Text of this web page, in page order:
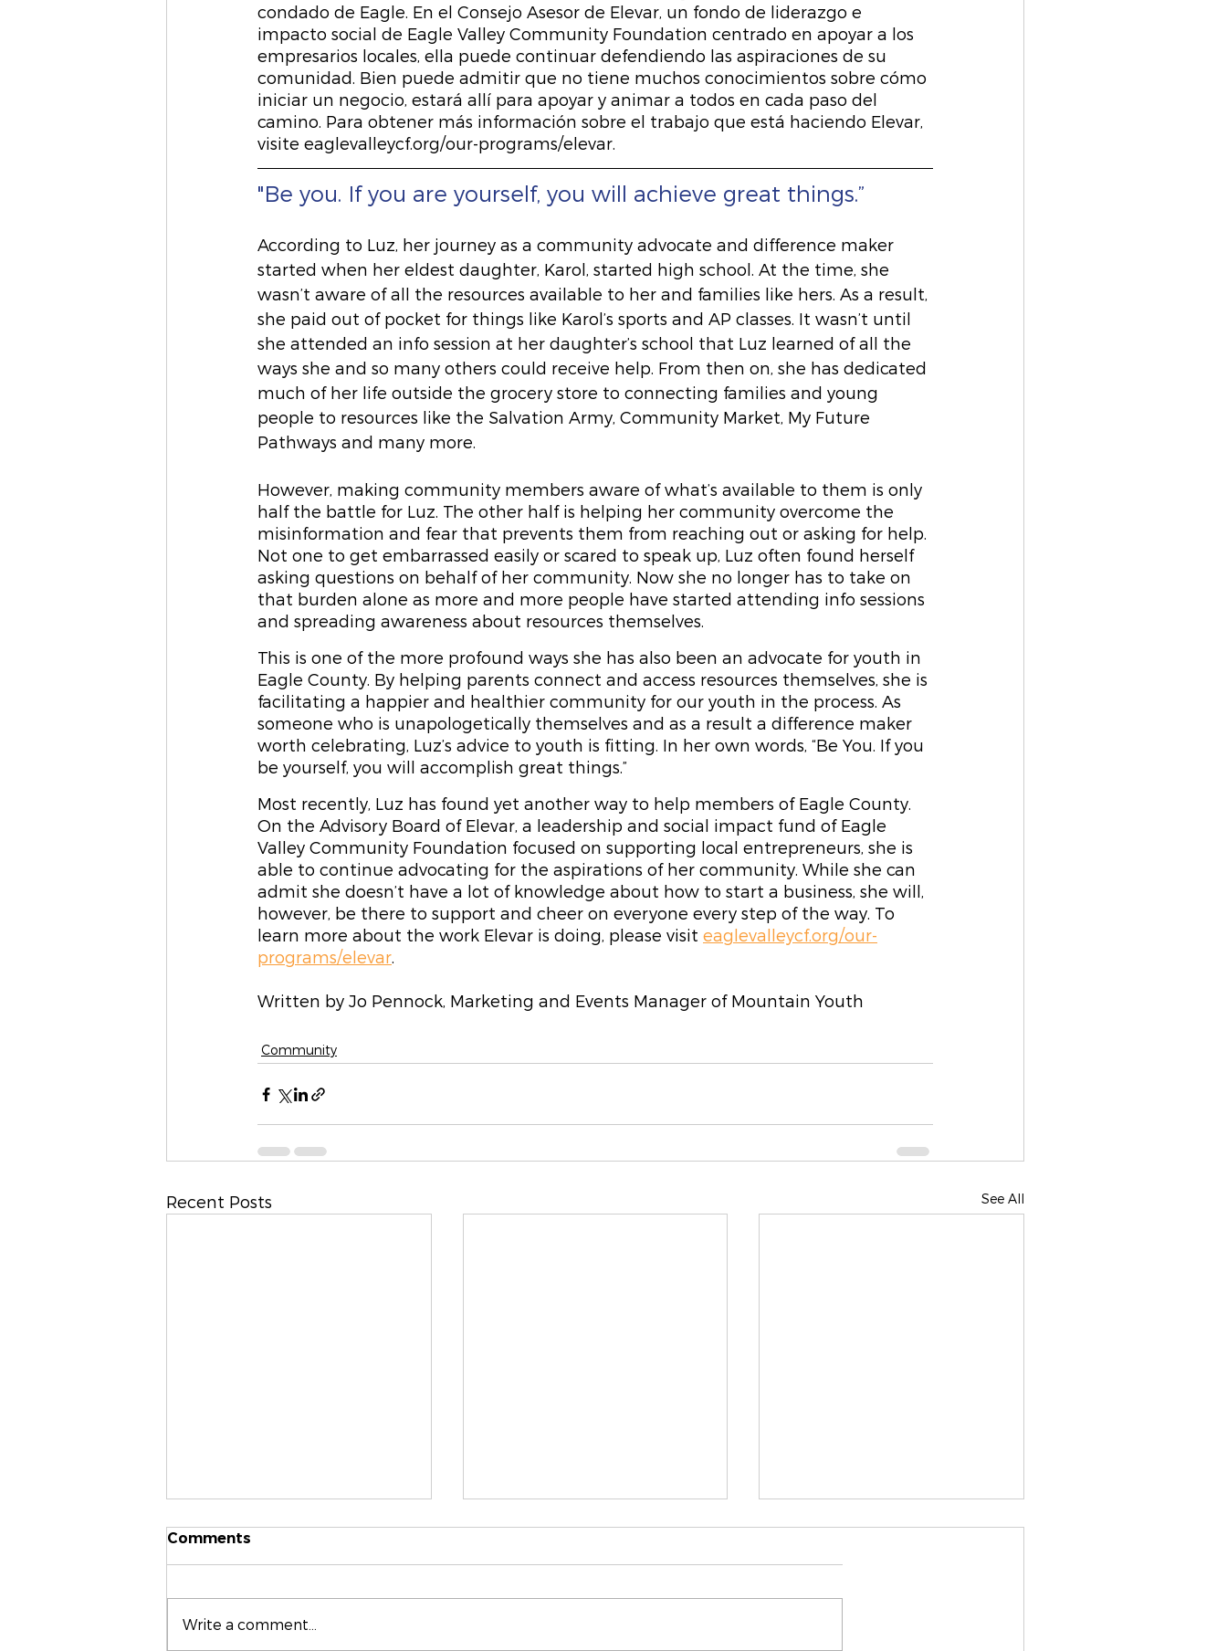
condado de Eagle. En el Consejo Asesor de Elevar, un fondo de liderazgo e
impacto social de Eagle Valley Community Foundation centrado en apoyar a los
empresarios locales, ella puede continuar defendiendo las aspiraciones de su
comunidad. Bien puede admitir que no tiene muchos conocimientos sobre cómo
iniciar un negocio, estará allí para apoyar y animar a todos en cada paso del
camino. Para obtener más información sobre el trabajo que está haciendo Elevar,
visite eaglevalleycf.org/our-programs/elevar.
"Be you. If you are yourself, you will achieve great things.”
According to Luz, her journey as a community advocate and difference maker
started when her eldest daughter, Karol, started high school. At the time, she
wasn’t aware of all the resources available to her and families like hers. As a result,
she paid out of pocket for things like Karol’s sports and AP classes. It wasn’t until
she attended an info session at her daughter’s school that Luz learned of all the
ways she and so many others could receive help. From then on, she has dedicated
much of her life outside the grocery store to connecting families and young
people to resources like the Salvation Army, Community Market, My Future
Pathways and many more.
However, making community members aware of what’s available to them is only
half the battle for Luz. The other half is helping her community overcome the
misinformation and fear that prevents them from reaching out or asking for help.
Not one to get embarrassed easily or scared to speak up, Luz often found herself
asking questions on behalf of her community. Now she no longer has to take on
that burden alone as more and more people have started attending info sessions
and spreading awareness about resources themselves.
This is one of the more profound ways she has also been an advocate for youth in
Eagle County. By helping parents connect and access resources themselves, she is
facilitating a happier and healthier community for our youth in the process. As
someone who is unapologetically themselves and as a result a difference maker
worth celebrating, Luz’s advice to youth is fitting. In her own words, “Be You. If you
be yourself, you will accomplish great things.”
Most recently, Luz has found yet another way to help members of Eagle County.
On the Advisory Board of Elevar, a leadership and social impact fund of Eagle
Valley Community Foundation focused on supporting local entrepreneurs, she is
able to continue advocating for the aspirations of her community. While she can
admit she doesn’t have a lot of knowledge about how to start a business, she will,
however, be there to support and cheer on everyone every step of the way. To
learn more about the work Elevar is doing, please visit eaglevalleycf.org/our-
programs/elevar
Written by Jo Pennock, Marketing and Events Manager of Mountain Youth
Community
Recent Posts See All
Comments
Write a comment...